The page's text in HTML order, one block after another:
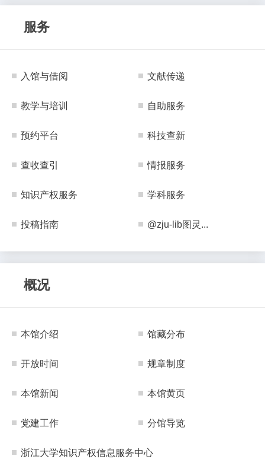
服务
入馆与借阅 文献传递
教学与培训 自助服务
预约平台 科技查新
查收查引 情报服务
知识产权服务 学科服务
投稿指南 @zju-lib图灵...
概况
本馆介绍 馆藏分布
开放时间 规章制度
本馆新闻 本馆黄页
党建工作 分馆导览
浙江大学知识产权信息服务中心